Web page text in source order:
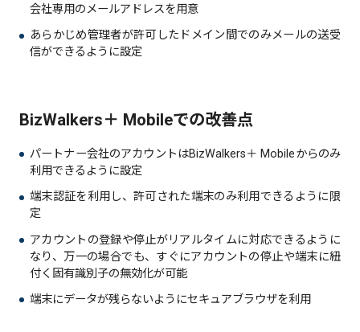
会社専用のメールアドレスを用意
あらかじめ管理者が許可したドメイン間でのみメールの送受
信ができるように設定
BizWalkers＋ Mobileでの改善点
パートナー会社のアカウントはBizWalkers＋ Mobileからのみ
利用できるように設定
端末認証を利用し、許可された端末のみ利用できるように限
定
アカウントの登録や停止がリアルタイムに対応できるように
なり、万一の場合でも、すぐにアカウントの停止や端末に紐
付く固有識別子の無効化が可能
端末にデータが残らないようにセキュアブラウザを利用